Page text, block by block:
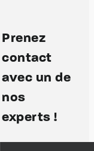
Prenez
contact
avec un de
nos
experts !